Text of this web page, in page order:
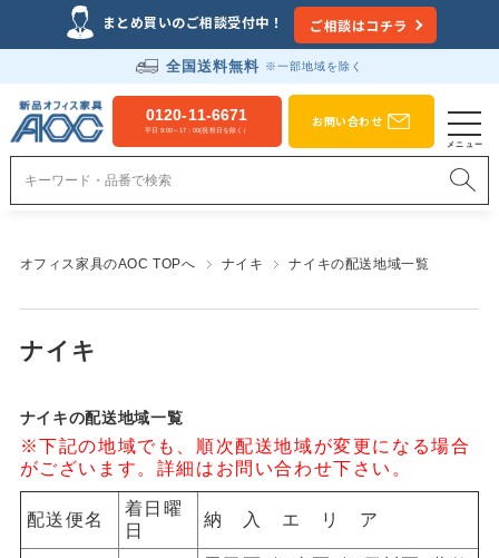
まとめ買いのご相談受付中！ ご相談はコチラ
全国送料無料 ※一部地域を除く
0120-11-6671
平日 9:00～17：00(祝祭日を除く）
お問い合わせ
オフィス家具のAOC TOPへ ナイキ ナイキの配送地域一覧
ナイキ
ナイキの配送地域一覧
※下記の地域でも、順次配送地域が変更になる場合
がございます。詳細はお問い合わせ下さい。
配送便名
着日曜
日
納 入 エ リ ア